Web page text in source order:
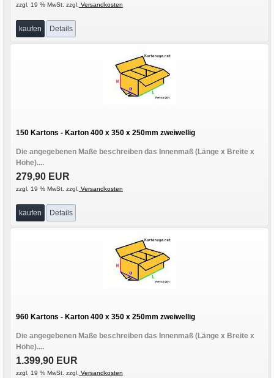
zzgl. 19 % MwSt. zzgl. Versandkosten
kaufen Details
150 Kartons - Karton 400 x 350 x 250mm zweiwellig
Die angegebenen Maße beschreiben das Innenmaß (Länge x Breite x
Höhe)....
279,90 EUR
zzgl. 19 % MwSt. zzgl. Versandkosten
kaufen Details
960 Kartons - Karton 400 x 350 x 250mm zweiwellig
Die angegebenen Maße beschreiben das Innenmaß (Länge x Breite x
Höhe)....
1.399,90 EUR
zzgl. 19 % MwSt. zzgl. Versandkosten